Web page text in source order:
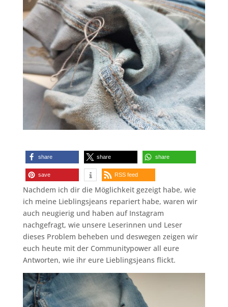
share share share
save RSS feed
Nachdem ich dir die Möglichkeit gezeigt habe, wie
ich meine Lieblingsjeans repariert habe, waren wir
auch neugierig und haben auf Instagram
nachgefragt, wie unsere Leserinnen und Leser
dieses Problem beheben und deswegen zeigen wir
euch heute mit der Communitypower all eure
Antworten, wie ihr eure Lieblingsjeans flickt.